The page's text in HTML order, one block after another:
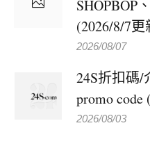
SHOPBOP
(2026/8/7更
2026/08/07
24S折扣碼/
promo code
2026/08/03